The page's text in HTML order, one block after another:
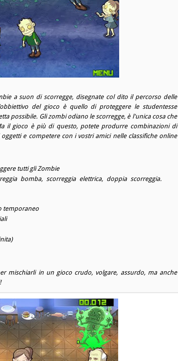
a suon di scorregge, disegnate col dito il percorso delle
del gioco è quello di proteggere le studentesse
possibile. Gli zombi odiano le scorregge, è l'unica cosa che
il gioco è più di questo, potete produrre combinazioni di
e competere con i vostri amici nelle classifiche online
tutti gli Zombie
bomba, scorreggia elettrica, doppia scorreggia.
temporaneo
mischiarli in un gioco crudo, volgare, assurdo, ma anche